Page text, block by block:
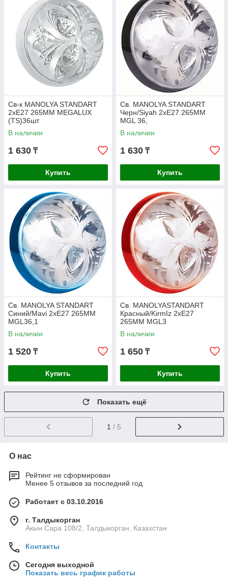
Св-к MANOLYA STANDART
2хE27 265MM MEGALUX
(TS)36шт
В наличии
1 630 ₸
Купить
Св. MANOLYA STANDART
Черн/Siyah 2хE27 265MM
MGL 36,
В наличии
1 630 ₸
Купить
Св. MANOLYA STANDART
Синий/Mavi 2хE27 265MM
MGL36,1
В наличии
1 520 ₸
Купить
Св. MANOLYASTANDART
Красный/KirmIz 2хE27
265MM MGL3
В наличии
1 650 ₸
Купить
Показать ещё
1 / 5
О нас
Рейтинг не сформирован
Менее 5 отзывов за последний год
Работает с 03.10.2016
г. Талдыкорган
Акын Сара 108/2, Талдыкорган, Казахстан
Контакты
Сегодня выходной
Показать весь график работы